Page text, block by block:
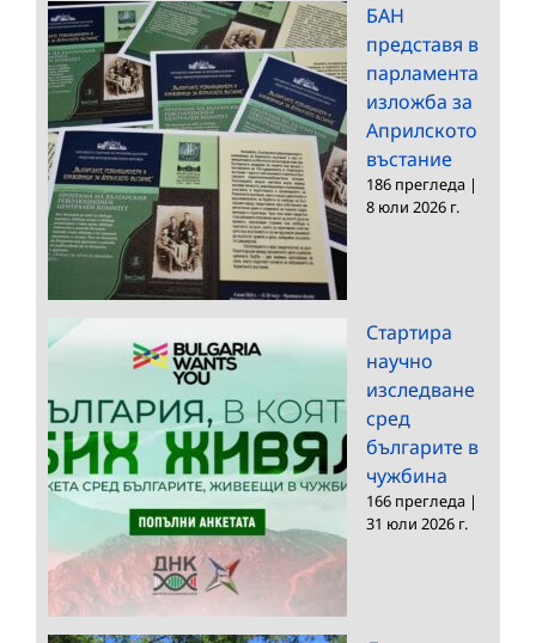
БАН
представя в
парламента
изложба за
Априлското
въстание
186 прегледа |
8 юли 2026 г.
Стартира
научно
изследване
сред
българите в
чужбина
166 прегледа |
31 юли 2026 г.